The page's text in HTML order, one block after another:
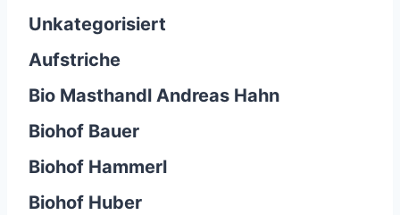
Unkategorisiert
Aufstriche
Bio Masthandl Andreas Hahn
Biohof Bauer
Biohof Hammerl
Biohof Huber